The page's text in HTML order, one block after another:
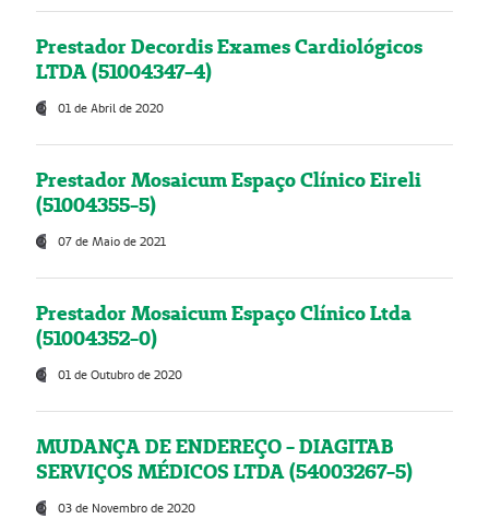
Prestador Decordis Exames Cardiológicos
LTDA (51004347-4)
01 de Abril de 2020
Prestador Mosaicum Espaço Clínico Eireli
(51004355-5)
07 de Maio de 2021
Prestador Mosaicum Espaço Clínico Ltda
(51004352-0)
01 de Outubro de 2020
MUDANÇA DE ENDEREÇO - DIAGITAB
SERVIÇOS MÉDICOS LTDA (54003267-5)
03 de Novembro de 2020